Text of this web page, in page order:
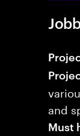
and
Must